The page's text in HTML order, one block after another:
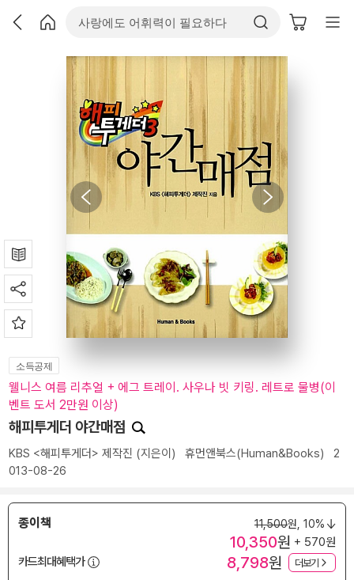
소득공제
웰니스 여름 리추얼 + 에그 트레이. 사우나 빗 키링. 레트로 물병(이
벤트 도서 2만원 이상)
해피투게더 야간매점
KBS <해피투게더> 제작진 (지은이) 휴먼앤북스(Human&Books) 2
013-08-26
종이책 11,500원, 10%
10,350원 + 570원
카드최대혜택가
8,798원 더보기